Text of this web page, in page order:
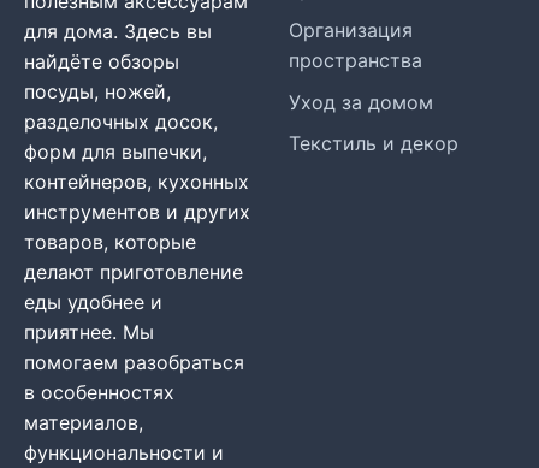
для дома. Здесь вы
найдёте обзоры
посуды, ножей,
разделочных досок,
форм для выпечки,
контейнеров, кухонных
инструментов и других
товаров, которые
делают приготовление
еды удобнее и
приятнее. Мы
помогаем разобраться
в особенностях
материалов,
функциональности и
Организация
пространства
Уход за домом
Текстиль и декор